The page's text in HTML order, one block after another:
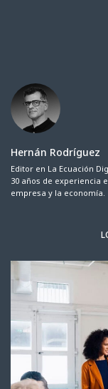
Hernán Rodríguez
Editor en La Ecuación
30 años de experiencia
empresa y la economía.